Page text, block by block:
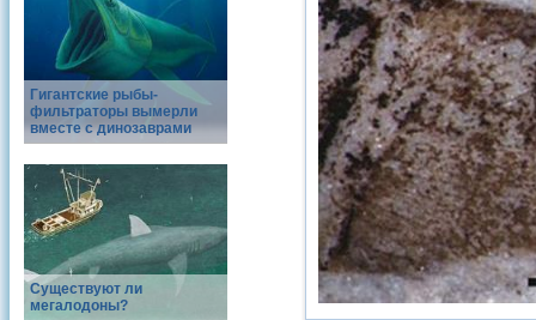
Гигантские рыбы-
фильтраторы вымерли
вместе с динозаврами
Существуют ли
мегалодоны?